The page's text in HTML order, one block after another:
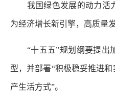
我国绿色发展的动力活
为经济增长新引擎，高质量
“十五五”规划纲要提出
型，并部署“积极稳妥推进
产生活方式”。